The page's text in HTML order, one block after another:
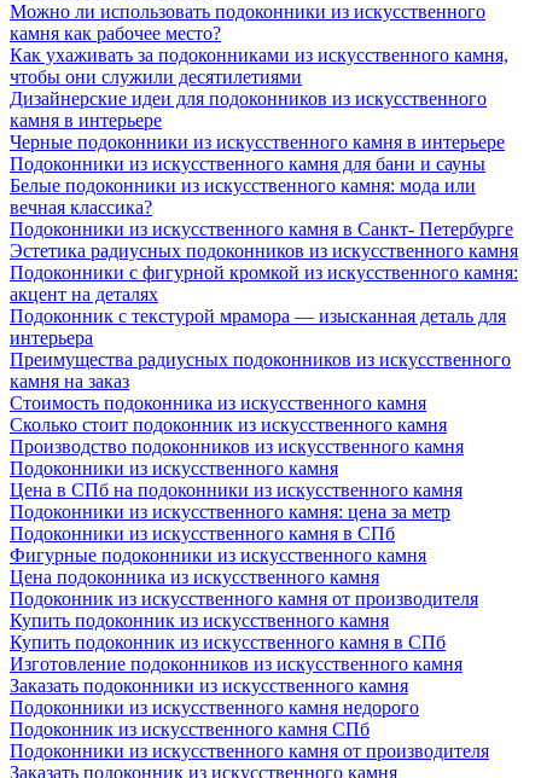
Можно ли использовать подоконники из искусственного
камня как рабочее место?
Как ухаживать за подоконниками из искусственного камня,
чтобы они служили десятилетиями
Дизайнерские идеи для подоконников из искусственного
камня в интерьере
Черные подоконники из искусственного камня в интерьере
Подоконники из искусственного камня для бани и сауны
Белые подоконники из искусственного камня: мода или
вечная классика?
Подоконники из искусственного камня в Санкт- Петербурге
Эстетика радиусных подоконников из искусственного камня
Подоконники с фигурной кромкой из искусственного камня:
акцент на деталях
Подоконник с текстурой мрамора — изысканная деталь для
интерьера
Преимущества радиусных подоконников из искусственного
камня на заказ
Стоимость подоконника из искусственного камня
Сколько стоит подоконник из искусственного камня
Производство подоконников из искусственного камня
Подоконники из искусственного камня
Цена в СПб на подоконники из искусственного камня
Подоконники из искусственного камня: цена за метр
Подоконники из искусственного камня в СПб
Фигурные подоконники из искусственного камня
Цена подоконника из искусственного камня
Подоконник из искусственного камня от производителя
Купить подоконник из искусственного камня
Купить подоконник из искусственного камня в СПб
Изготовление подоконников из искусственного камня
Заказать подоконники из искусственного камня
Подоконники из искусственного камня недорого
Подоконник из искусственного камня СПб
Подоконники из искусственного камня от производителя
Заказать подоконник из искусственного камня